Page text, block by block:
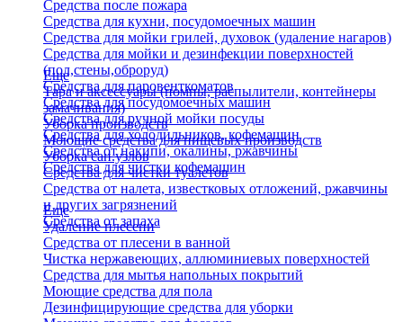
Средства после пожара
Средства для кухни, посудомоечных машин
Средства для мойки грилей, духовок (удаление нагаров)
Средства для мойки и дезинфекции поверхностей
(пол,стены,оброруд)
Средства для паровенткоматов
Средства для посудомоечных машин
Средства для ручной мойки посуды
Средства для холодильников, кофемашин
Средства от накипи, окалины, ржавчины
Средства для чистки кофемашин
Еще
Тара и аксессуары (помпы, распылители, контейнеры
замачивания)
Уборка производств
Моющие средства для пищевых производств
Уборка сан.узлов
Средства для чистки туалетов
Средства от налета, известковых отложений, ржавчины
и других загрязнений
Средства от запаха
Еще
Удаление плесени
Средства от плесени в ванной
Чистка нержавеющих, аллюминиевых поверхностей
Средства для мытья напольных покрытий
Моющие средства для пола
Дезинфицирующие средства для уборки